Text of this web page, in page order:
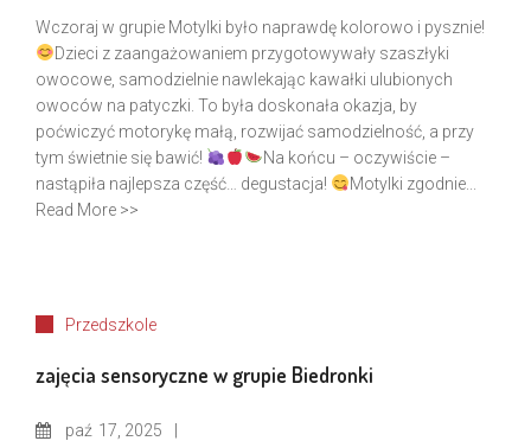
Wczoraj w grupie Motylki było naprawdę kolorowo i pysznie!
Dzieci z zaangażowaniem przygotowywały szaszłyki
owocowe, samodzielnie nawlekając kawałki ulubionych
owoców na patyczki. To była doskonała okazja, by
poćwiczyć motorykę małą, rozwijać samodzielność, a przy
tym świetnie się bawić!
Na końcu – oczywiście –
nastąpiła najlepsza część… degustacja!
Motylki zgodnie...
Read More >>
Przedszkole
zajęcia sensoryczne w grupie Biedronki
paź 17, 2025